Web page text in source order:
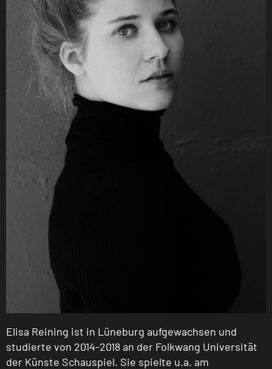
Elisa Reining ist in Lüneburg aufgewachsen und
studierte von 2014-2018 an der Folkwang Universität
der Künste Schauspiel. Sie spielte u.a. am